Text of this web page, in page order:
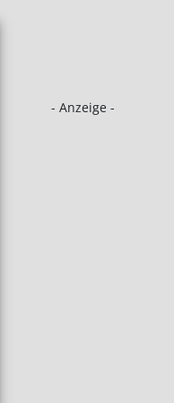
- Anzeige -